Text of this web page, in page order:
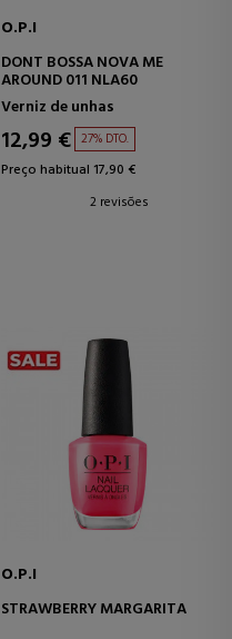
O.P.I
DONT BOSSA NOVA ME
AROUND 011 NLA60
Verniz de unhas
12,99 € 27% DTO.
Preço habitual 17,90 €
2 revisões
O.P.I
STRAWBERRY MARGARITA